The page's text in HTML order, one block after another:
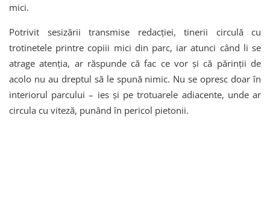
mici.
Potrivit sesizării transmise redacției, tinerii circulă cu
trotinetele printre copiii mici din parc, iar atunci când li se
atrage atenția, ar răspunde că fac ce vor și că părinții de
acolo nu au dreptul să le spună nimic. Nu se opresc doar în
interiorul parcului – ies și pe trotuarele adiacente, unde ar
circula cu viteză, punând în pericol pietonii.